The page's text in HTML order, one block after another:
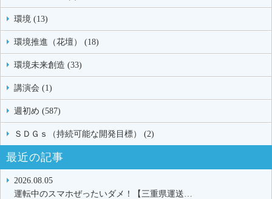
環境 (13)
環境推進（花壇） (18)
環境未来創造 (33)
講演会 (1)
週初め (587)
ＳＤＧｓ（持続可能な開発目標） (2)
最近の記事
2026.08.05
運転中のスマホぜったいダメ！【三重県運送…